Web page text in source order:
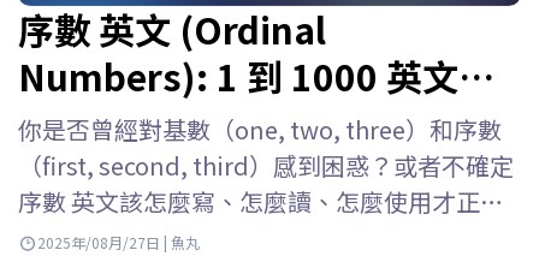
序數 英文 (Ordinal
Numbers): 1 到 1000 英文寫
法, 讀法與序數表
你是否曾經對基數（one, two, three）和序數
（first, second, third）感到困惑？或者不確定
序數 英文該怎麼寫、怎麼讀、怎麼使用才正
確？寫成 “1st” 要怎麼唸？該用 “first” 還
2025年/08月/27日 | 魚丸